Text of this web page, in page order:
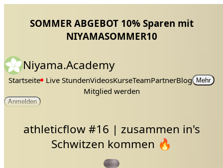
SOMMER ABGEBOT 10% Sparen mit
NIYAMASOMMER10
Niyama.Academy
Startseite Live StundenVideosKurseTeamPartnerBlog Mehr
Mitglied werden
Anmelden
athleticflow #16 | zusammen in's
Schwitzen kommen 🔥